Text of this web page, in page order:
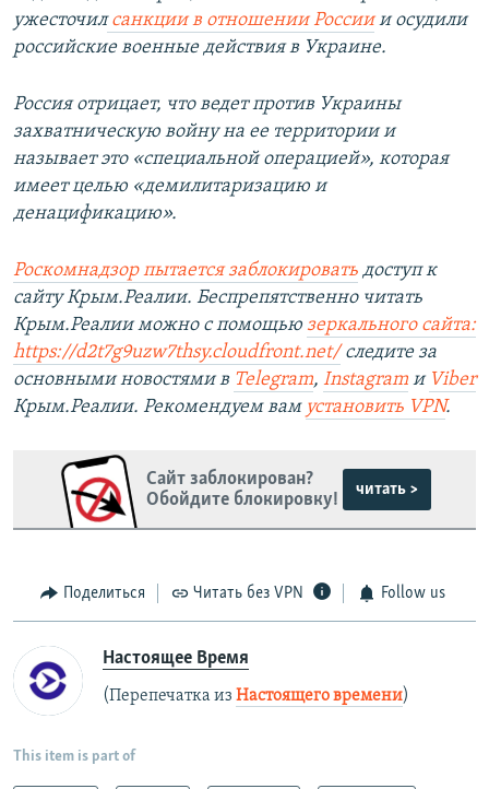
ужесточилсанкции в отношении Россиии осудили
российские военные действия в Украине.
Россия отрицает, что ведет против Украины
захватническую войну на ее территории и
называет это «специальной операцией», которая
имеет целью «демилитаризацию и
денацификацию».
Роскомнадзор пытается заблокировать доступ к
сайту Крым.Реалии. Беспрепятственно читать
Крым.Реалии можно с помощью зеркального сайта:
https://d2t7g9uzw7thsy.cloudfront.net/следите за
основными новостями в Telegram, Instagram и Viber
Крым.Реалии. Рекомендуем вам установить VPN.
Сайт заблокирован?
Обойдите блокировку!
читать >
Поделиться Читать без VPN Follow us
Настоящее Время
(Перепечатка из Настоящего времени)
This item is part of